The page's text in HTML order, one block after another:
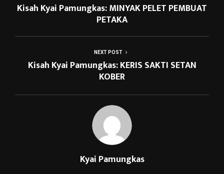
Kisah Kyai Pamungkas: MINYAK PELET PEMBUAT
PETAKA
NEXT POST
Kisah Kyai Pamungkas: KERIS SAKTI SETAN
KOBER
Kyai Pamungkas